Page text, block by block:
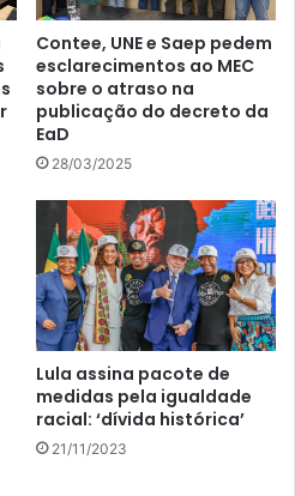
Contee, UNE e Saep pedem
esclarecimentos ao MEC
sobre o atraso na
publicação do decreto da
EaD
28/03/2025
Lula assina pacote de
medidas pela igualdade
racial: ‘dívida histórica’
21/11/2023